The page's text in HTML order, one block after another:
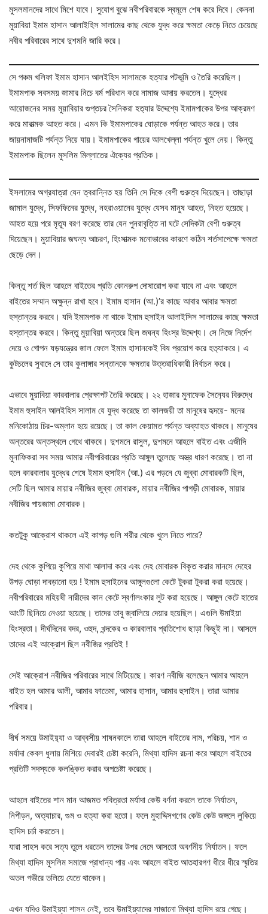
মুসলমানদের সাথে মিশে যাবে। সুযোগ বুঝে নবীপরিবারকে স্বমূলে শেষ করে দিবে। কেননা
মুয়াবিয়া ইমাম হাসান আলাইহিস সালামের কাছ থেকে যুদ্ধ করে ক্ষমতা কেড়ে নিতে চেয়েছে
নবীর পরিবারের সাথে দুশমনি জারি করে।
সে পঞ্চম খলিফা ইমাম হাসান আলইহিস সালামকে হত্যার পটভূমি ও তৈরি করেছিল।
ইমামপাক সবসময় জামার নিচে বর্ম পরিধান করে নামাজ আদায় করতেন। যুদ্ধের
আয়োজনের সময় মুয়াবিয়ার গুপ্তচর সৈনিকরা হত‍্যার উদ্দেশ্যে ইমামপাকের উপর আক্রমণ
করে মারাত্মক আহত করে। এমন কি ইমামপাকের ঘোড়াকে পর্যন্ত আহত করে। তার
জায়নামাজটি পর্যন্ত নিয়ে যায়। ইমামপাকের গায়ের আলখেল্লা পর্যন্ত খুলে নেয়। কিন্তু
ইমামপাক ছিলেন মুসলিম মিল্লাতের ঐক্যের প্রতিক।
ইসলামের অগ্রযাত্রা যেন ত্বরান্নিত হয় তিনি সে দিকে বেশী গুরুত্ব দিয়েছেন। তাছাড়া
জামাল যুদ্ধে, সিফফিনের যুদ্ধে, নহরাওয়ানের যুদ্ধে যেসব মানুষ আহত, নিহত হয়েছে।
আহত হয়ে পরে মৃত‍্যূ বরণ করেছে তার যেন পুনরাবৃত্তি না ঘটে সেদিকটা বেশী গুরুত্ব
দিয়েছেন। মুয়াবিয়ার জঘন্য আচরণ, হিংসাত্মক মনোভাবের কারণে কঠিন শর্তসাপেক্ষে ক্ষমতা
ছেড়ে দেন।
কিন্তু শর্ত ছিল আহলে বাইতের প্রতি কোনরুপ দোষারোপ করা যাবে না এবং আহলে
বাইতের সম্মান অক্ষুন্ন রাখা হবে। ইমাম হাসান (আ.)’র কাছে আবার আবার ক্ষমতা
হস্তান্তর করবে। যদি ইমামপাক না থাকে ইমাম হুসাইন আলাইসিস সালামের কাছে ক্ষমতা
হস্তান্তর করবে। কিন্তু মুয়াবিয়া অন্তরে ছিল জঘন্য হিংস্র উদ্দেশ্য। সে নিজে নির্দেশ
দেয়ে ও গোপন ষড়যন্ত্রের জাল ফেলে ইমাম হাসানকেই বিষ প্রয়োগ করে হত‍্যাকরে। এ
কুটচলের সুবাদে সে তার কুলাঙ্গার সন্তানকে ক্ষমতার উত্তরাধিকারী নির্বাচন করে।
এভাবে মুয়াবিয়া কারবালার প্রেক্ষাপট তৈরি করেছে। ২২ হাজার মুনাফেক সৈন‍্যের বিরুদ্ধে
ইমাম হুসাইন আলইহিস সালাম যে যুদ্ধ করেছে তা কালজয়ী তা মানুষের হৃদয়ে- মনের
মনিকোঠায় চির-অম্লান হয়ে রয়েছে। তা কাল কেয়ামত পর্যন্ত অব্যাহত থাকবে। মানুষের
অন্তরের অন্তস্থলে গেথে থাকবে। দুশমনে রাসুল, দুশমনে আহলে বাইত এবং এজীদি
মুনাফিকরা সব সময় আমার নবীপরিবারের প্রতি আঙ্গুল তুলেছে অস্ত্র ধারণ করেছে। তা না
হলে কারবালার যুদ্ধের শেষে ইমাম হুসাইন (আ.) এর পড়নে যে জুব্বা মোবারকটি ছিল,
সেটি ছিল আমার মায়ার নবীজির জুব্বা মোবারক, মায়ার নবীজির পাগড়ী মোবারক, মায়ার
নবীজির পায়জামা মোবারক।
কতটুকু আক্রোশ থাকলে এই কাপড় গুলি শরীর থেকে খুলে নিতে পারে?
দেহ থেকে কুপিয়ে কুপিয়ে মাথা আলাদা করে এবং দেহ মোবারক বিকৃত করার মানসে দেহের
উপড় ঘোড়া দাবড়ানো হয় ! ইমাম হুসাইনের আঙ্গুলগুলো কেটে টুকরা টুকরা করা হয়েছে।
নবীপরিবারের মহিয়ষী নারীদের কান কেটে স্বর্ণালংকার লুট করা হয়েছে। আঙ্গুল কেটে হাতের
আংটি ছিনিয়ে নেওয়া হয়েছে। তাদের তাবু জ্বালিয়ে দেয়ার হয়েছিল। এগুলি উমাইয়া
হিংস্রতা। দীর্ঘদিনের বদর, ওহুদ, খন্দকের ও কারবালার প্রতিশোধ ছাড়া কিছুই না। আসলে
তাদের এই আক্রোশ ছিল নবীজির প্রতিই !
সেই আক্রোশ নবীজির পরিবারের সাথে মিটিয়েছে। কারণ নবীজি বলেছেন আমার আহলে
বাইত হল আমার আলী, আমার ফাতেমা, আমার হাসান, আমার হুসাইন। তারা আমার
পরিবার।
দীর্ঘ সময়ে উমাইয়‍্যা ও আব্বসীয় শাষনকালে তারা আহলে বাইতের নাম, পরিচয়, শান ও
মর্যাদা কেবল ধুলায় মিশিয়ে দেবারই চেষ্টা করেনি, মিথ্যা হাদিস রচনা করে আহলে বাইতের
প্রতিটি সদস্যকে কলঙ্কিত করার অপচেষ্টা করেছে।
আহলে বাইতের শান মান আজমত পবিত্রতা মর্যাদা কেউ বর্ণনা করলে তাকে নির্যাতন,
নিপীড়ন, অত্যাচার, গুম ও হত্যা করা হতো। ফলে মুহাদ্দিসগণের কেউ কেউ জঙ্গলে লুকিয়ে
হাদিস চর্চা করতেন।
যারা সাহস করে সত্য তুলে ধরতেন তাদের উপর নেমে আসতো অবর্ণনীয় নির্যাতন। ফলে
মিথ্যা হাদিস মুসলিম সমাজে প্রাধান্য পায় এবং আহলে বাইত আতহারগণ ধীরে ধীরে স্মৃতির
অতল গভীরে তলিয়ে যেতে থাকেন।
এখন যদিও উমাইয়্যা শাসন নেই, তবে উমাইয়্যাদের সাজানো মিথ্যা হাদিস রয়ে গেছে।